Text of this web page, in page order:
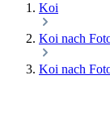
Koi
Koi nach
Koi nach